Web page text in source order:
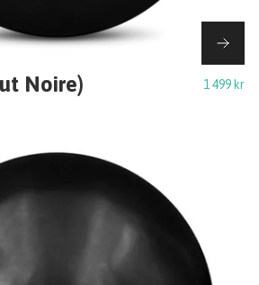
Noire) 1 499 kr